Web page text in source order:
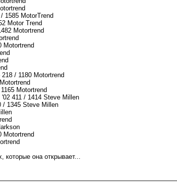
1585 MotorTrend
Motor Trend
Motortrend
Motortrend
/ 1180 Motortrend
Motortrend
411 / 1414 Steve Millen
/ 1345 Steve Millen
Motortrend
которые она открывает...